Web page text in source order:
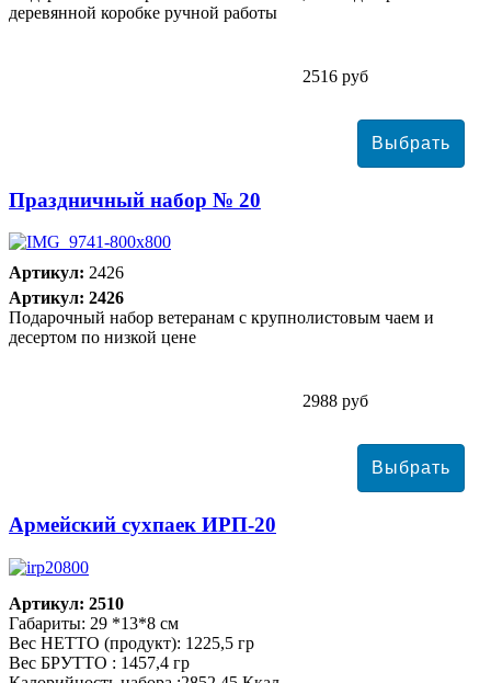
деревянной коробке ручной работы
2516 руб
Праздничный набор № 20
Артикул: 2426
Артикул: 2426
Подарочный набор ветеранам с крупнолистовым чаем и
десертом по низкой цене
2988 руб
Армейский сухпаек ИРП-20
Артикул: 2510
Габариты: 29 *13*8 см
Вес НЕТТО (продукт): 1225,5 гр
Вес БРУТТО : 1457,4 гр